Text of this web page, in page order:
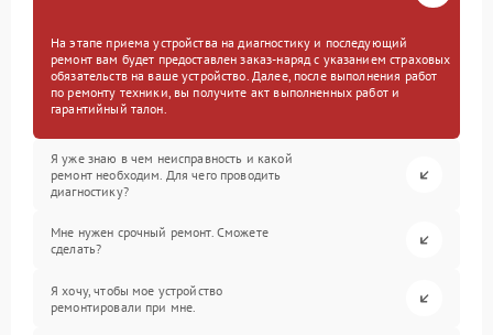
На этапе приема устройства на диагностику и последующий
ремонт вам будет предоставлен заказ-наряд с указанием страховых
обязательств на ваше устройство. Далее, после выполнения работ
по ремонту техники, вы получите акт выполненных работ и
гарантийный талон.
Я уже знаю в чем неисправность и какой
ремонт необходим. Для чего проводить
диагностику?
Мне нужен срочный ремонт. Сможете
сделать?
Я хочу, чтобы мое устройство
ремонтировали при мне.